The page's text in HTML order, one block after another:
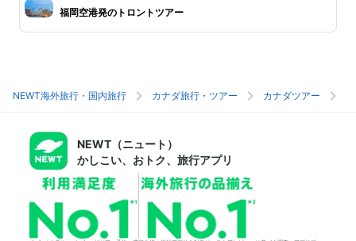
福岡空港発のトロントツアー
NEWT海外旅行・国内旅行 カナダ旅行・ツアー カナダツアー
NEWT（ニュート）
かしこい、おトク、旅行アプリ